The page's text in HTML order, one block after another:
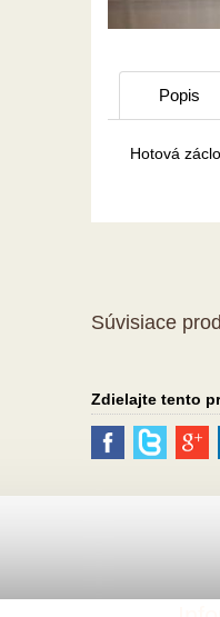
Popis
Hotová
Súvisiace
Zdielajte tento